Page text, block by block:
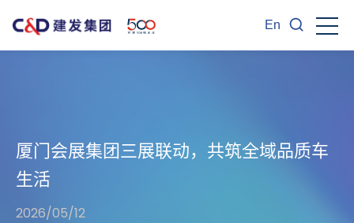
En
厦门会展集团三展联动，共筑全域品质车
生活
2026/05/12